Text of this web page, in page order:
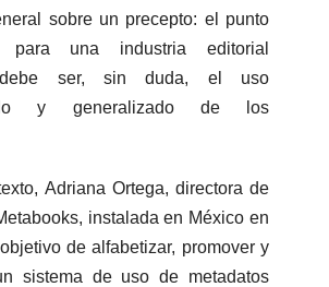
sobre un precepto: el punto
una industria editorial
debe ser, sin duda, el uso
y generalizado de los
Adriana Ortega, directora de
instalada en México en
de alfabetizar, promover y
sistema de uso de metadatos